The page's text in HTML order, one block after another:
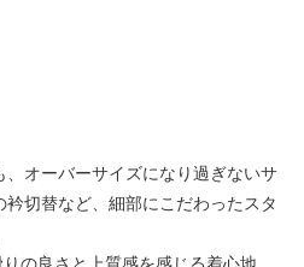
オーバーサイズになり過ぎないサ
切替など、細部にこだわったスタ
の良さと上質感を感じる着心地。